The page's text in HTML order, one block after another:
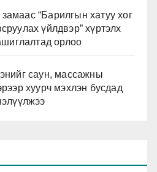
“Барилгын хатуу хог
үйлдвэр” хүртэлх
орлоо
саун, массажны
хуурч мэхлэн бусдад